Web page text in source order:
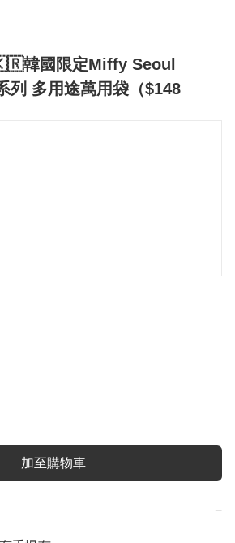
韓國限定Miffy Seoul
列 多用途萬用袋（$148
加至購物車
−